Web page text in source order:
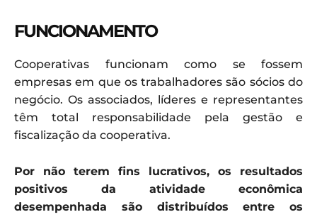
FUNCIONAMENTO
Cooperativas funcionam como se fossem
empresas em que os trabalhadores são sócios do
negócio. Os associados, líderes e representantes
têm total responsabilidade pela gestão e
fiscalização da cooperativa.
Por não terem fins lucrativos, os resultados
positivos da atividade econômica
desempenhada são distribuídos entre os